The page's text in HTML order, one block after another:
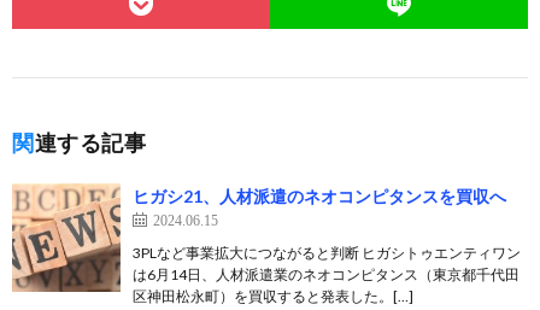
関連する記事
ヒガシ21、人材派遣のネオコンピタンスを買収へ
2024.06.15
3PLなど事業拡大につながると判断 ヒガシトゥエンティワン
は6月14日、人材派遣業のネオコンピタンス（東京都千代田
区神田松永町）を買収すると発表した。[…]